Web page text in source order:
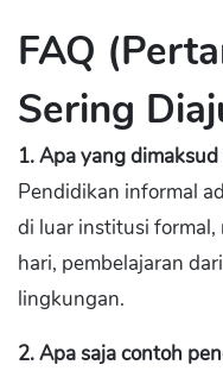
FAQ
Sering
1. Apa yang
Pendidikan informal
di luar institusi
hari, pembelajaran
lingkungan.
2. Apa saja contoh